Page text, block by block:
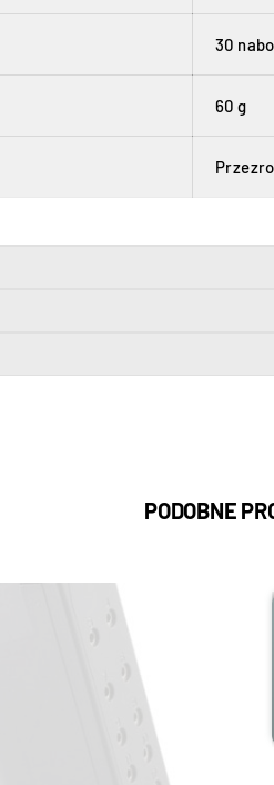
30
60 g
PODOBNE